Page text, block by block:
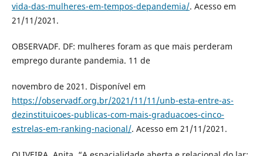
vida-das-mulheres-em-tempos-depandemia/. Acesso em
21/11/2021.
OBSERVADF. DF: mulheres foram as que mais perderam
emprego durante pandemia. 11 de
novembro de 2021. Disponível em
https://observadf.org.br/2021/11/11/unb-esta-entre-as-
dezinstituicoes-publicas-com-mais-graduacoes-cinco-
estrelas-em-ranking-nacional/. Acesso em 21/11/2021.